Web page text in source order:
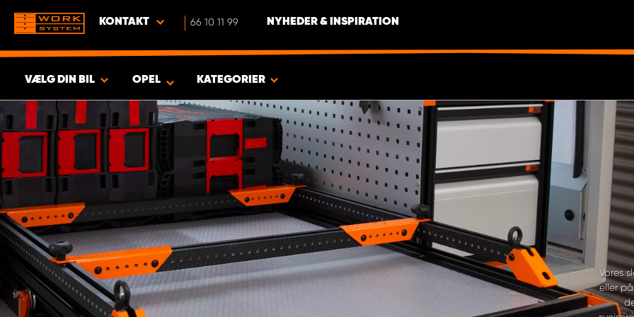
KONTAKT 66 10 11 99 NYHEDER & INSPIRATION
VÆLG DIN BIL
VIS RESULTAT -673PRODUKTER
OPEL KATEGORIER
Vores
eller